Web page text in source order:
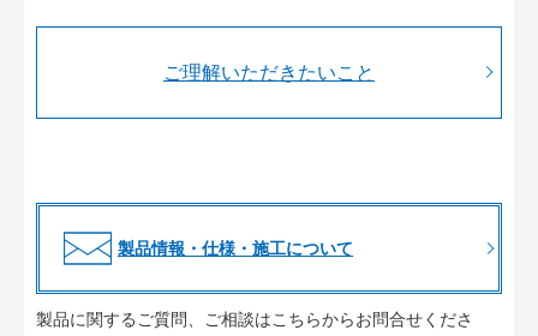
ご理解いただきたいこと
製品情報・仕様・施工について
製品に関するご質問、ご相談はこちらからお問合せくださ